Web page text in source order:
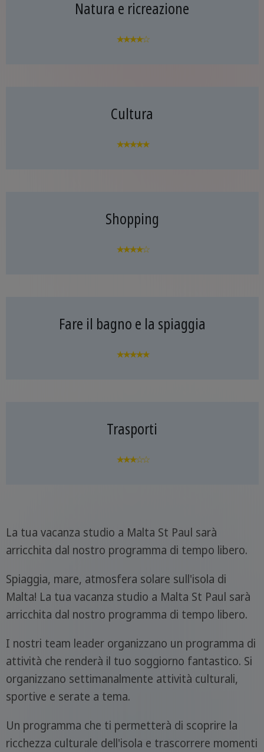
Natura e ricreazione
★★★★☆
Cultura
★★★★★
Shopping
★★★★☆
Fare il bagno e la spiaggia
★★★★★
Trasporti
★★★☆☆
La tua vacanza studio a Malta St Paul sarà
arricchita dal nostro programma di tempo libero.
Spiaggia, mare, atmosfera solare sull'isola di
Malta! La tua vacanza studio a Malta St Paul sarà
arricchita dal nostro programma di tempo libero.
I nostri team leader organizzano un programma di
attività che renderà il tuo soggiorno fantastico. Si
organizzano settimanalmente attività culturali,
sportive e serate a tema.
Un programma che ti permetterà di scoprire la
ricchezza culturale dell'isola e trascorrere momenti